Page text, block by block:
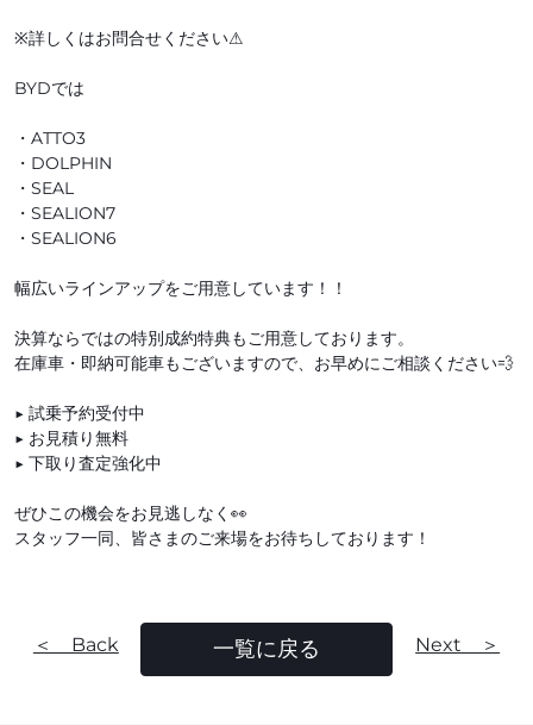
※詳しくはお問合せください⚠
BYDでは
・ATTO3
・DOLPHIN
・SEAL
・SEALION7
・SEALION6
幅広いラインアップをご用意しています！！
決算ならではの特別成約特典もご用意しております。
在庫車・即納可能車もございますので、お早めにご相談ください💨
▶ 試乗予約受付中
▶ お見積り無料
▶ 下取り査定強化中
ぜひこの機会をお見逃しなく👀
スタッフ一同、皆さまのご来場をお待ちしております！
＜ Back 一覧に戻る Next ＞